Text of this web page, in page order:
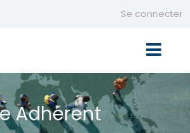
Se connecter
Adhérent